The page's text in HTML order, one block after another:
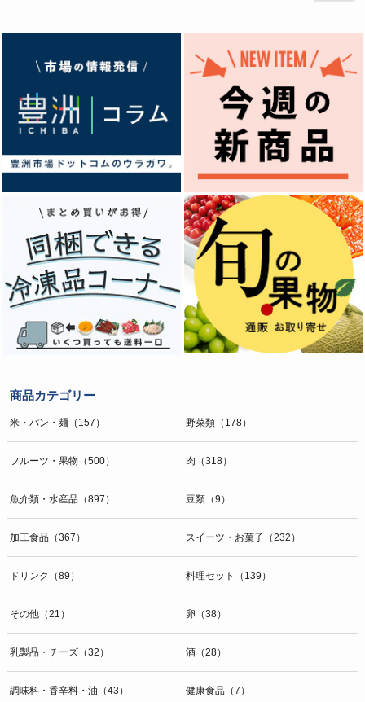
商品カテゴリー
米・パン・麺（157） 野菜類（178）
フルーツ・果物（500） 肉（318）
魚介類・水産品（897） 豆類（9）
加工食品（367） スイーツ・お菓子（232）
ドリンク（89） 料理セット（139）
その他（21） 卵（38）
乳製品・チーズ（32） 酒（28）
調味料・香辛料・油（43） 健康食品（7）